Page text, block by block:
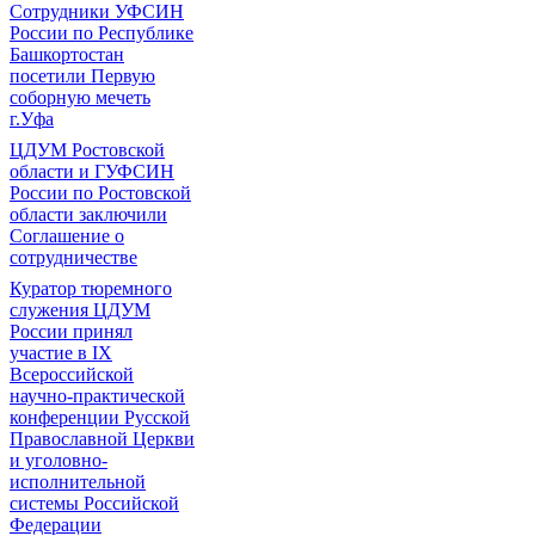
Сотрудники УФСИН
России по Республике
Башкортостан
посетили Первую
соборную мечеть
г.Уфа
ЦДУМ Ростовской
области и ГУФСИН
России по Ростовской
области заключили
Соглашение о
сотрудничестве
Куратор тюремного
служения ЦДУМ
России принял
участие в IX
Всероссийской
научно-практической
конференции Русской
Православной Церкви
и уголовно-
исполнительной
системы Российской
Федерации